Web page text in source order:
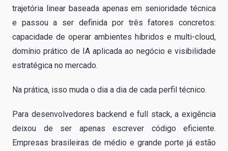
trajetória linear baseada apenas em senioridade técnica
e passou a ser definida por três fatores concretos:
capacidade de operar ambientes híbridos e multi-cloud,
domínio prático de IA aplicada ao negócio e visibilidade
estratégica no mercado.
Na prática, isso muda o dia a dia de cada perfil técnico.
Para desenvolvedores backend e full stack, a exigência
deixou de ser apenas escrever código eficiente.
Empresas brasileiras de médio e grande porte já estão